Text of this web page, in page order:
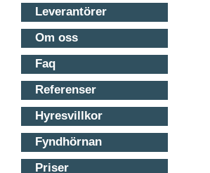
Leverantörer
Om oss
Faq
Referenser
Hyresvillkor
Fyndhörnan
Priser